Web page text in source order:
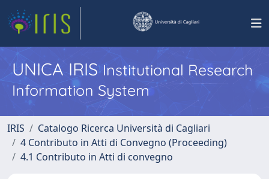
UNICA IRISInstitutional Research
Information System
IRIS
Catalogo Ricerca Università di Cagliari
4 Contributo in Atti di Convegno (Proceeding)
4.1 Contributo in Atti di convegno